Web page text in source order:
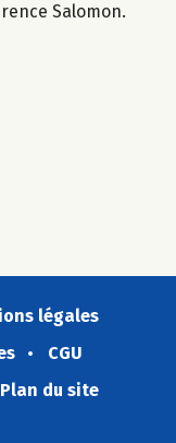
Salomon.
légales
CGU
Plan du site